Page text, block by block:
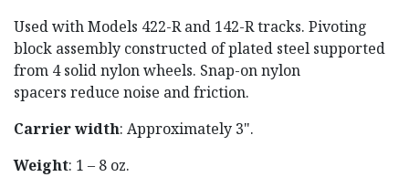
Used with Models 422-R and 142-R tracks. Pivoting
block assembly constructed of plated steel supported
from 4 solid nylon wheels. Snap-on nylon
spacers reduce noise and friction.
Carrier width: Approximately 3".
Weight: 1 – 8 oz.